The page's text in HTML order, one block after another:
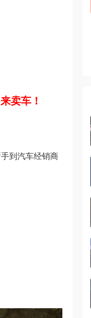
卖车！
到汽车经销商